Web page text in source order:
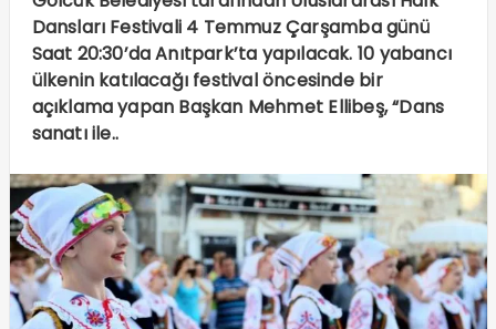
Dansları Festivali 4 Temmuz Çarşamba günü
Saat 20:30’da Anıtpark’ta yapılacak. 10 yabancı
ülkenin katılacağı festival öncesinde bir
açıklama yapan Başkan Mehmet Ellibeş, “Dans
sanatı ile..